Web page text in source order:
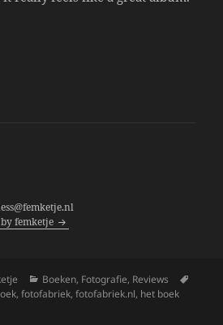
femketje
Categories
Boeken, Fotografie, Reviews
,fotofabriek,fotofabriek.nl, het boek